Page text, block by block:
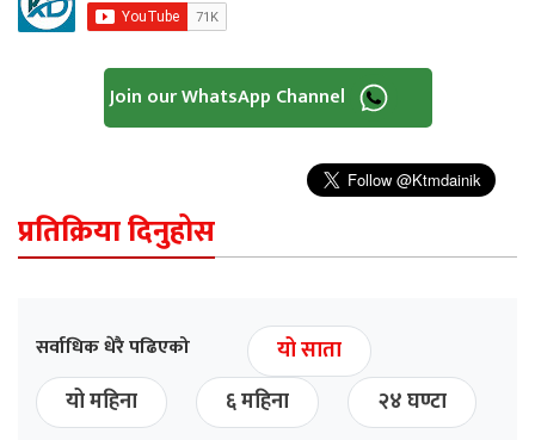
Join our WhatsApp Channel
प्रतिक्रिया दिनुहोस
सर्वाधिक धेरै पढिएको
यो साता
यो महिना
६ महिना २४ घण्टा